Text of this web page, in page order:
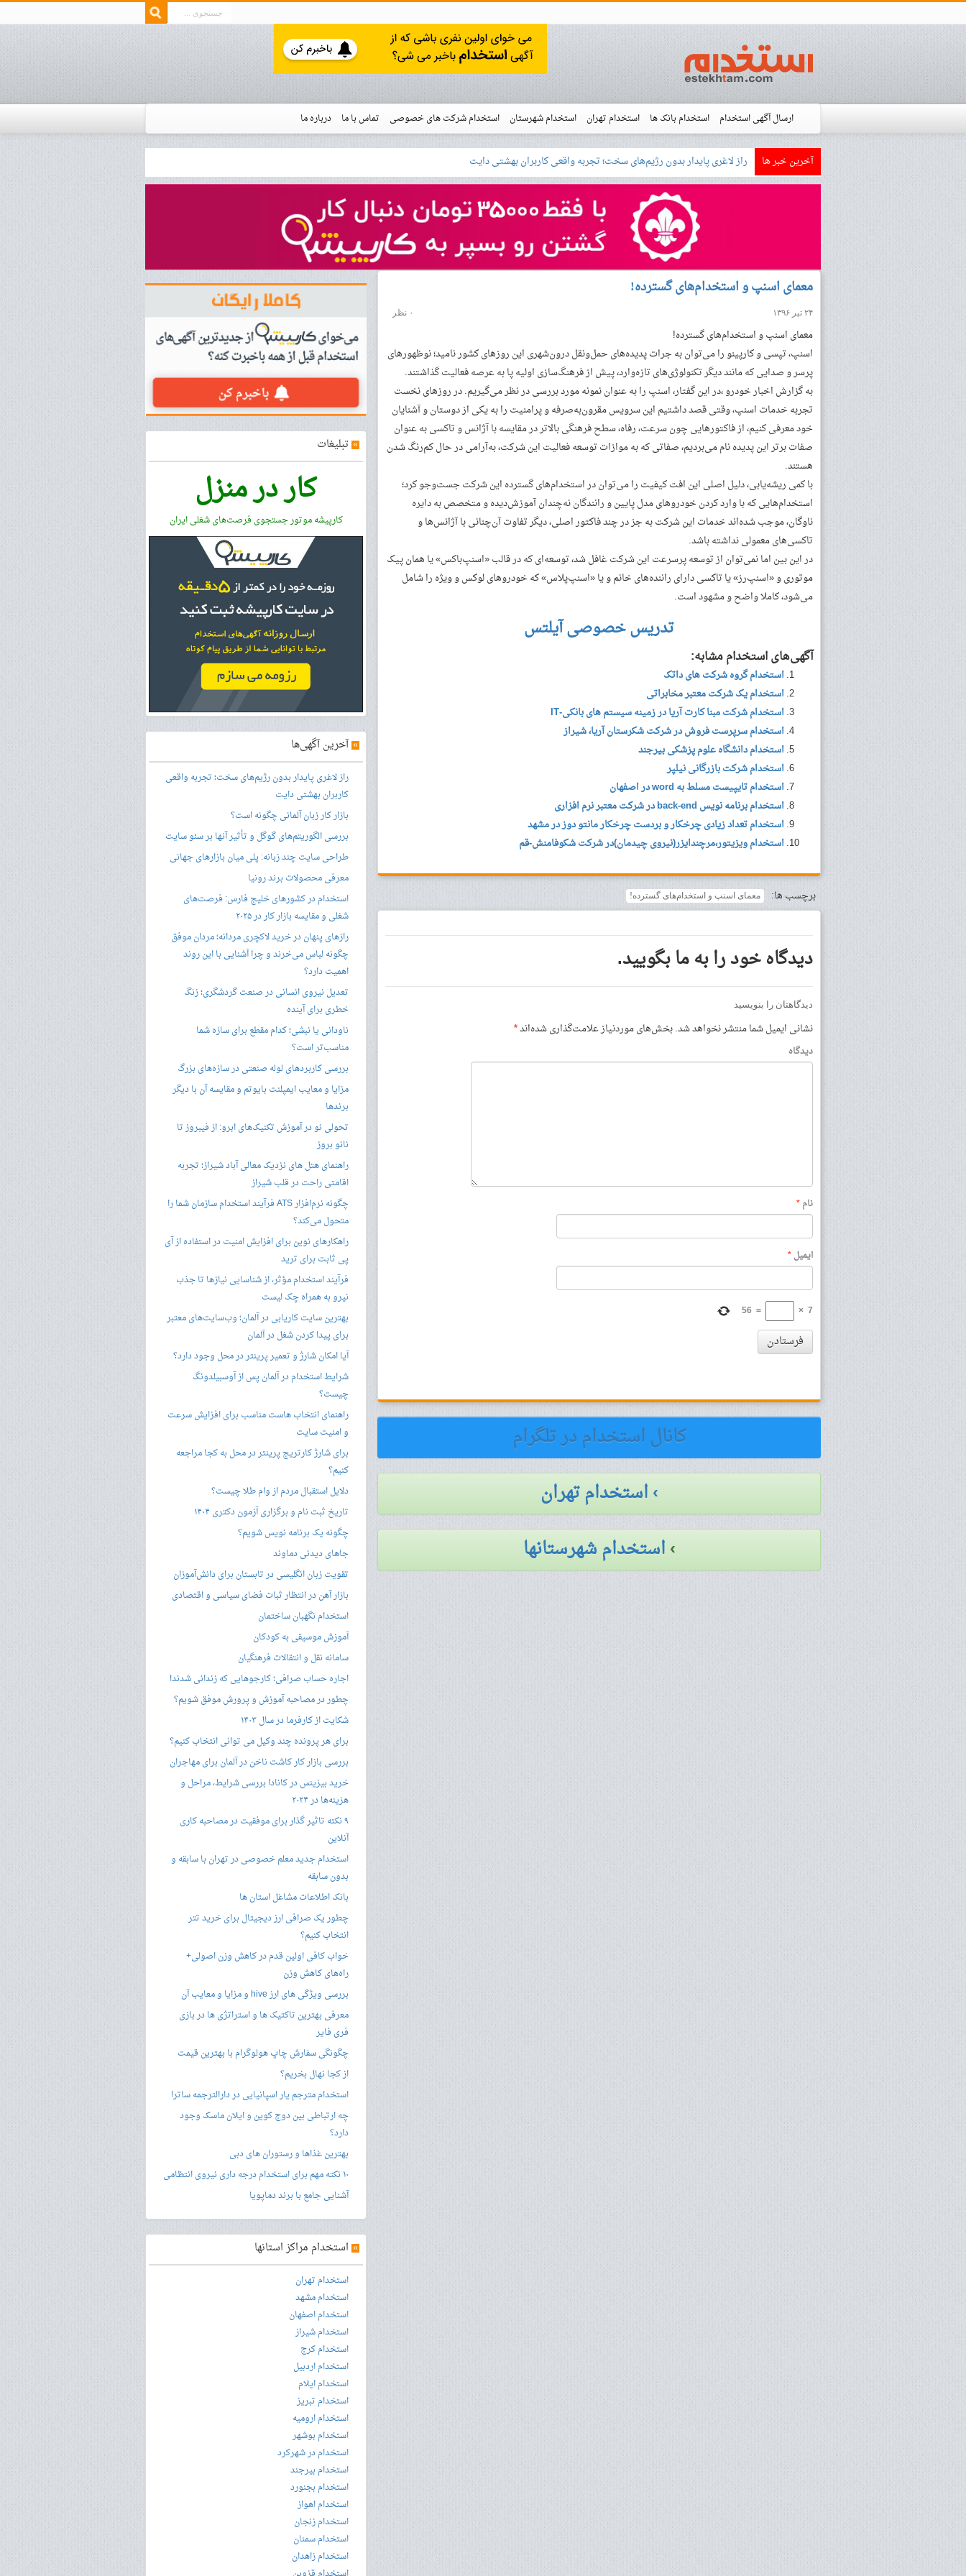
ارسال آگهی استخدام استخدام بانک ها استخدام تهران استخدام شهرستان استخدام شرکت های خصوصی تماس با ما
درباره ما
نوار زمان استخدام
استخدام شده ها
آموزش فروشگاه استخدام
آخرین خبر ها بازار کار زبان آلمانی چگونه
معمای اسنپ و استخدام‌های گسترده!
۲۴ تیر ۱۳۹۶ ۰ نظر
معمای اسنپ و استخدام‌های گسترده!
اسنپ، تپسی و کارپینو را می‌توان به جرات پدیده‌های حمل‌و‌نقل درون‌شهری این روزهای کشور نامید؛ نوظهورهای
پرسر و صدایی که مانند دیگر تکنولوژی‌های تازه‌وارد، پیش از فرهنگ‌سازی اولیه پا به عرصه فعالیت گذاشتند.
به گزارش اخبار خودرو ،در این گفتار، اسنپ را به عنوان نمونه مورد بررسی در نظر می‌گیریم. در روزهای نخست
تجربه خدمات اسنپ، وقتی قصد داشتیم این سرویس مقرون‌به‌صرفه و پرامنیت را به یکی از دوستان و آشنایان
خود معرفی کنیم، از فاکتورهایی چون سرعت، رفاه، سطح فرهنگی بالاتر در مقایسه با آژانس و تاکسی به عنوان
صفات برتر این پدیده نام می‌بردیم، صفاتی که به موازات توسعه فعالیت این شرکت، به‌آرامی در حال کم‌رنگ شدن
هستند.
با کمی ریشه‌یابی، دلیل اصلی این افت کیفیت را می‌توان در استخدام‌های گسترده این شرکت جست‌وجو کرد؛
استخدام‌هایی که با وارد کردن خودروهای مدل پایین و رانندگان نه‌چندان آموزش‌دیده و متخصص به دایره
ناوگان، موجب شده‌اند خدمات این شرکت به جز در چند فاکتور اصلی، دیگر تفاوت آن‌چنانی با آژانس‌ها و
تاکسی‌های معمولی نداشته باشد.
در این بین اما نمی‌توان از توسعه پرسرعت این شرکت غافل شد، توسعه‌ای که در قالب «اسنپ‌باکس» یا همان پیک
موتوری و «اسنپ‌رز» یا تاکسی دارای راننده‌های خانم و یا «اسنپ‌پلاس» که خودروهای لوکس و ویژه را شامل
می‌شود، کاملا واضح و مشهود است.
تدریس خصوصی آیلتس
آگهی‌های استخدام مشابه:
استخدام گروه شرکت های داتک
استخدام یک شرکت معتبر مخابراتی
استخدام شرکت مبنا کارت آریا در زمینه سیستم های بانکی-IT
استخدام سرپرست فروش در شرکت شکرستان آریا، شیراز
استخدام دانشگاه علوم پزشکی بیرجند
استخدام شرکت بازرگانی نیلپر
استخدام تایپیست مسلط به word در اصفهان
استخدام برنامه نویس back-end در شرکت معتبر نرم افزاری
استخدام تعداد زیادی چرخکار و بردست چرخکار مانتو دوز در مشهد
استخدام ویزیتور،مرچندایزر(نیروی چیدمان)در شرکت شکوفامنش-قم
برچسب ها: معمای اسنپ و استخدام‌های گسترده!
دیدگاه خود را به ما بگویید.
دیدگاهتان را بنویسید
نشانی ایمیل شما منتشر نخواهد شد.بخش‌های موردنیاز علامت‌گذاری شده‌اند*
دیدگاه
نام*
ایمیل*
7
×
=
56
فرستادن
کانال استخدام در تلگرام
› استخدام تهران
›استخدام شهرستانها
»تبلیغات
کار در منزل
کارپیشه موتور جستجوی فرصت‌های شغلی ایران
»آخرین آگهی‌ها
راز لاغری پایدار بدون رژیم‌های سخت؛ تجربه واقعی
کاربران بهشتی دایت
بازار کار زبان آلمانی چگونه است؟
بررسی الگوریتم‌های گوگل و تأثیر آنها بر سئو سایت
طراحی سایت چند زبانه: پلی میان بازارهای جهانی
معرفی محصولات برند رونیا
استخدام در کشورهای خلیج فارس: فرصت‌های
شغلی و مقایسه بازار کار در ۲۰۲۵
رازهای پنهان در خرید لاکچری مردانه؛ مردان موفق
چگونه لباس می‌خرند و چرا آشنایی با این روند
اهمیت دارد؟
تعدیل نیروی انسانی در صنعت گردشگری؛ زنگ
خطری برای آینده
ناودانی یا نبشی؛ کدام مقطع برای سازه شما
مناسب‌تر است؟
بررسی کاربردهای لوله صنعتی در سازه‌های بزرگ
مزایا و معایب ایمپلنت بایوتم و مقایسه آن با دیگر
برندها
تحولی نو در آموزش تکنیک‌های ابرو: از فیبروز تا
نانو بروز
راهنمای هتل های نزدیک معالی آباد شیراز؛ تجربه
اقامتی راحت در قلب شیراز
چگونه نرم‌افزار ATS فرآیند استخدام سازمان شما را
متحول می‌کند؟
راهکارهای نوین برای افزایش امنیت در استفاده از آی
پی ثابت برای ترید
فرآیند استخدام مؤثر، از شناسایی نیازها تا جذب
نیرو به همراه چک لیست
بهترین سایت کاریابی در آلمان؛ وب‌سایت‌های معتبر
برای پیدا کردن شغل در آلمان
آیا امکان شارژ و تعمیر پرینتر در محل وجود دارد؟
شرایط استخدام در آلمان پس از آوسبیلدونگ
چیست؟
راهنمای انتخاب هاست مناسب برای افزایش سرعت
و امنیت سایت
برای شارژ کارتریج پرینتر در محل به کجا مراجعه
کنیم؟
دلایل استقبال مردم از وام طلا چیست؟
تاریخ ثبت نام و برگزاری آزمون دکتری ۱۴۰۴
چگونه یک برنامه نویس شویم؟
جاهای دیدنی دماوند
تقویت زبان انگلیسی در تابستان برای دانش‌آموزان
بازار آهن در انتظار ثبات فضای سیاسی و اقتصادی
استخدام نگهبان ساختمان
آموزش موسیقی به کودکان
سامانه نقل و انتقالات فرهنگیان
اجاره حساب صرافی؛ کارجوهایی که زندانی شدند!
چطور در مصاحبه‌ آموزش و پرورش موفق شویم؟
شکایت از کارفرما در سال ۱۴۰۳
برای هر پرونده چند وکیل می توانی انتخاب کنیم؟
بررسی بازار کار کاشت ناخن در آلمان برای مهاجران
خرید بیزینس در کانادا بررسی شرایط، مراحل و
هزینه‌ها در ۲۰۲۴
۹ نکته تاثیر گذار برای موفقیت در مصاحبه کاری
آنلاین
استخدام جدید معلم خصوصی در تهران با سابقه و
بدون سابقه
بانک اطلاعات مشاغل استان ها
چطور یک صرافی ارز دیجیتال برای خرید تتر
انتخاب کنیم؟
خواب کافی اولین قدم در کاهش وزن اصولی+
راه‌های کاهش وزن
بررسی ویژگی های ارز hive و مزایا و معایب آن
معرفی بهترین تاکتیک ها و استراتژی ها در بازی
فری فایر
چگونگی سفارش چاپ هولوگرام با بهترین قیمت
از کجا نهال بخریم؟
استخدام مترجم یار اسپانیایی در دارالترجمه ساترا
چه ارتباطی بین دوج کوین و ایلان ماسک وجود
دارد؟
بهترین غذاها و رستوران های دبی
۱۰ نکته مهم برای استخدام درجه داری نیروی انتظامی
آشنایی جامع با برند دماپویا
»استخدام مراکز استانها
استخدام تهران
استخدام مشهد
استخدام اصفهان
استخدام شیراز
استخدام کرج
استخدام اردبیل
استخدام ایلام
استخدام تبریز
استخدام ارومیه
استخدام بوشهر
استخدام در شهرکرد
استخدام بیرجند
استخدام بجنورد
استخدام اهواز
استخدام زنجان
استخدام سمنان
استخدام زاهدان